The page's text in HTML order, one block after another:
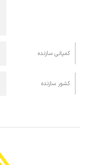
کمپانی سازنده
کشور سازنده